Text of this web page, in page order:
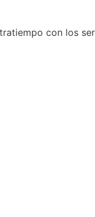
con los